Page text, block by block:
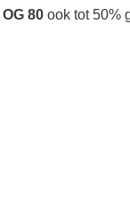
OG 80 ook tot 50%